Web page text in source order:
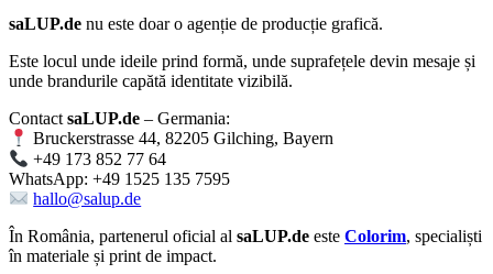
saLUP.de nu este doar o agenție de producție grafică.
Este locul unde ideile prind formă, unde suprafețele devin mesaje și
unde brandurile capătă identitate vizibilă.
Contact saLUP.de – Germania:
Bruckerstrasse 44, 82205 Gilching, Bayern
+49 173 852 77 64
WhatsApp: +49 1525 135 7595
hallo@salup.de
În România, partenerul oficial al saLUP.de este Colorim, specialiști
în materiale și print de impact.